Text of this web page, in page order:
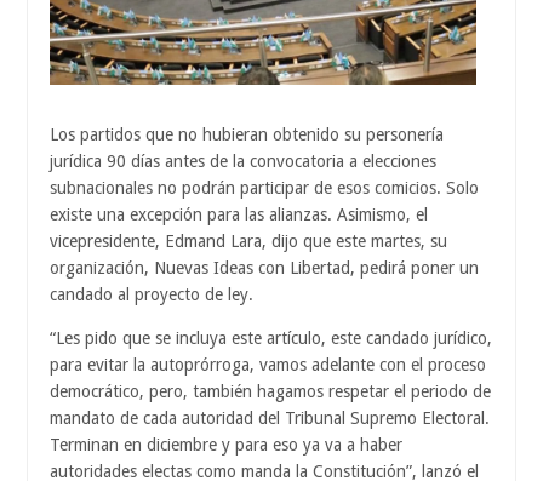
Los partidos que no hubieran obtenido su personería
jurídica 90 días antes de la convocatoria a elecciones
subnacionales no podrán participar de esos comicios. Solo
existe una excepción para las alianzas. Asimismo, el
vicepresidente, Edmand Lara, dijo que este martes, su
organización, Nuevas Ideas con Libertad, pedirá poner un
candado al proyecto de ley.
“Les pido que se incluya este artículo, este candado jurídico,
para evitar la autoprórroga, vamos adelante con el proceso
democrático, pero, también hagamos respetar el periodo de
mandato de cada autoridad del Tribunal Supremo Electoral.
Terminan en diciembre y para eso ya va a haber
autoridades electas como manda la Constitución”, lanzó el